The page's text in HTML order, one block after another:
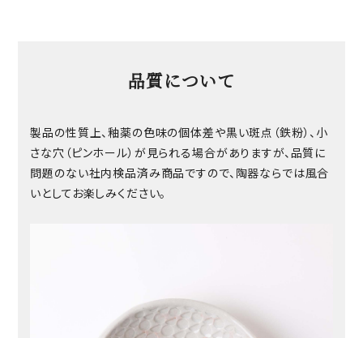
品質について
製品の性質上、釉薬の色味の個体差や黒い斑点（鉄粉）、小
さな穴（ピンホール）が見られる場合がありますが、品質に
問題のない社内検品済み商品ですので、陶器ならでは風合
いとしてお楽しみください。